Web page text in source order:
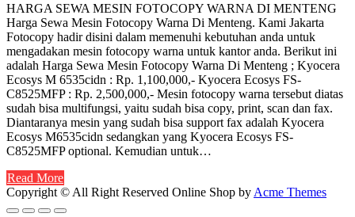
HARGA SEWA MESIN FOTOCOPY WARNA DI MENTENG
Harga Sewa Mesin Fotocopy Warna Di Menteng. Kami Jakarta
Fotocopy hadir disini dalam memenuhi kebutuhan anda untuk
mengadakan mesin fotocopy warna untuk kantor anda. Berikut ini
adalah Harga Sewa Mesin Fotocopy Warna Di Menteng ; Kyocera
Ecosys M 6535cidn : Rp. 1,100,000,- Kyocera Ecosys FS-
C8525MFP : Rp. 2,500,000,- Mesin fotocopy warna tersebut diatas
sudah bisa multifungsi, yaitu sudah bisa copy, print, scan dan fax.
Diantaranya mesin yang sudah bisa support fax adalah Kyocera
Ecosys M6535cidn sedangkan yang Kyocera Ecosys FS-
C8525MFP optional. Kemudian untuk…
Read More
Copyright © All Right Reserved Online Shop by Acme Themes